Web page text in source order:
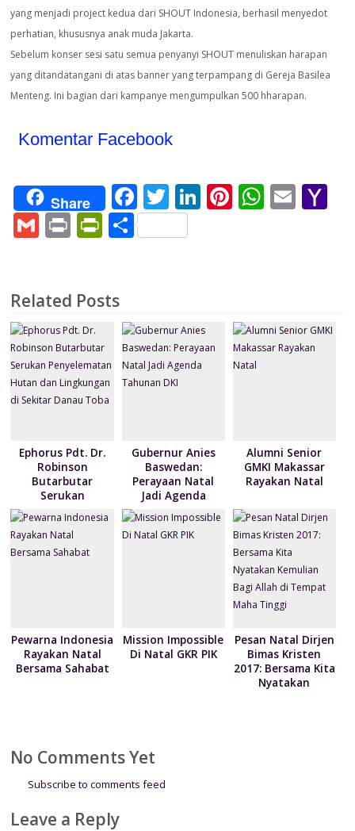
yang menjadi project kedua dari SHOUT Indonesia, berhasil menyedot
perhatian, khususnya anak muda Jakarta.
Sebelum konser sesi satu semua penyanyi SHOUT menuliskan harapan
yang ditandatangani di atas banner yang terpampang di Gereja Basilea
Menteng. Ini bagian dari kampanye mengumpulkan 500 hharapan.
Komentar Facebook
Share F
ac
e
o
k
T
w
itt
Li
n
Pi W
p
p
E
M
G
l
Pr Pr
ri
n
dl
y
S
Related Posts
Ephorus Pdt. Dr.
Robinson
Butarbutar
Serukan
Penyelematan
Hutan dan
Lingkungan di
Sekitar Danau
Gubernur Anies
Baswedan:
Perayaan Natal
Jadi Agenda
Tahunan DKI
Alumni Senior
GMKI Makassar
Rayakan Natal
Pewarna Indonesia
Rayakan Natal
Bersama Sahabat
Mission Impossible
Di Natal GKR PIK
Pesan Natal Dirjen
Bimas Kristen
2017: Bersama Kita
Nyatakan
No Comments Yet
Subscribe to comments feed
Leave a Reply